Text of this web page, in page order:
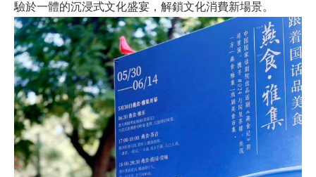
驗於一體的沉浸式文化盛宴，解鎖文化消費新場景。